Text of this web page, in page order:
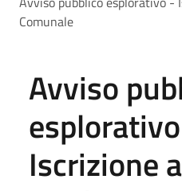
Comunale
Avviso
Iscrizione